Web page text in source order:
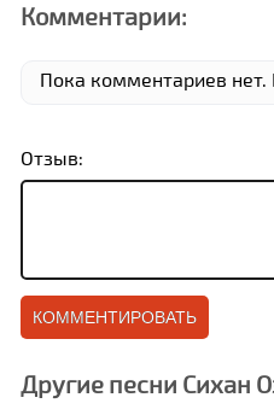
Комментарии:
Пока комментариев нет.
Отзыв:
Другие песни Cихан